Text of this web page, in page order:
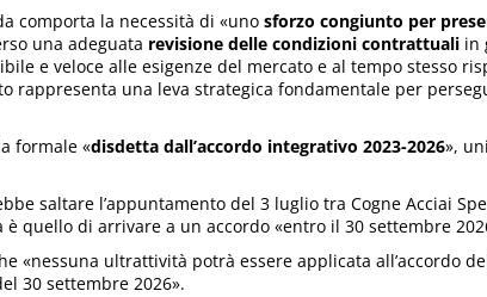
comporta la necessità di «uno sforzo congiunto per
una adeguata revisione delle condizioni contrattuali in
e veloce alle esigenze del mercato e al tempo stesso
rappresenta una leva strategica fondamentale per
formale «disdetta dall’accordo integrativo 2023-2026»,
saltare l’appuntamento del 3 luglio tra Cogne Acciai
è quello di arrivare a un accordo «entro il 30 settembre
«nessuna ultrattività potrà essere applicata all’accordo
30 settembre 2026».